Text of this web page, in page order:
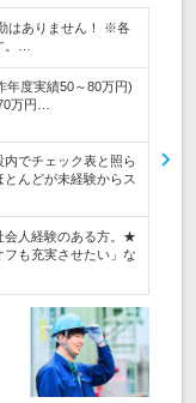
はありません！ ※各
。…
年度実績50～80万円)
万円…
内でチェック表と照ら
んどが未経験からス
会人経験のある方。★
フも充実させたい」な